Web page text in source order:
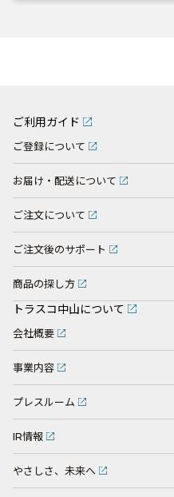
ご利用ガイド
ご登録について
お届け・配送について
ご注文について
ご注文後のサポート
商品の探し方
トラスコ中山について
会社概要
事業内容
プレスルーム
IR情報
やさしさ、未来へ